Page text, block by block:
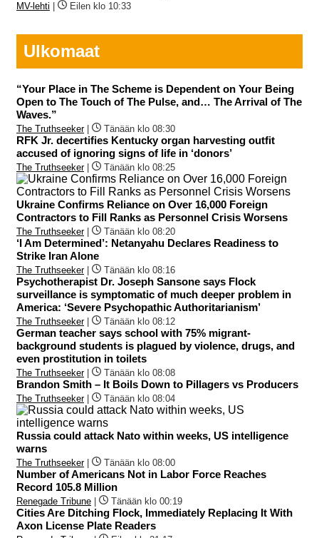
MV-lehti Eilen klo 10:33
Ulkomaat
“Your Place in The Scheme is Dependent on Your Being
Open to The Touch of The Pulse, and… The Arrival of The
Waves.”
The Truthseeker| Tänään klo 08:30
RFK Jr. decertifies Kentucky organ harvesting outfit
accused of ignoring signs of life in ‘donors’
The Truthseeker| Tänään klo 08:25
Ukraine Confirms Reliance on Over 16,000 Foreign
Contractors to Fill Ranks as Personnel Crisis Worsens
The Truthseeker| Tänään klo 08:20
‘I Am Determined’: Netanyahu Declares Readiness to
Strike Iran Alone
The Truthseeker| Tänään klo 08:16
Psychotherapist Dr. Joseph Sansone says Flock
surveillance is symptomatic of much deeper problem in
America: ‘Severe Psychopathic Authoritarianism’
The Truthseeker| Tänään klo 08:12
German teacher says school with 75% migrant-
background students is plagued by violence, drugs, and
even prostitution in toilets
The Truthseeker| Tänään klo 08:08
Brandon Smith – It Boils Down to Pillagers vs Producers
The Truthseeker| Tänään klo 08:04
Russia could attack Nato within weeks, US intelligence
warns
The Truthseeker| Tänään klo 08:00
Number of Americans Not in Labor Force Reaches
Record 105.8 Million
Renegade Tribune Tänään klo 00:19
Cities Are Ditching Flock, Immediately Replacing It With
Axon License Plate Readers